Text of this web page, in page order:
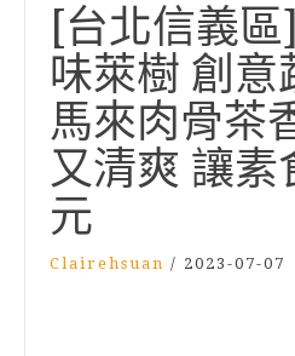
[台北信義
味萊樹 創意
馬來肉骨茶
又清爽 讓素
元
Clairehsuan / 2023-07-07